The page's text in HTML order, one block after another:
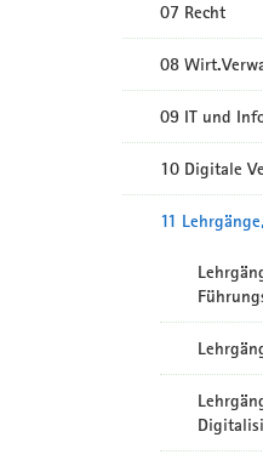
07 Recht
08
09 IT und
10 Digitale
11